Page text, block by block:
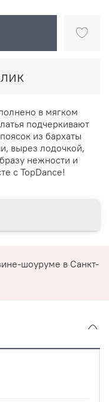
в мягком
подчеркивают
из бархаты
вырез лодочкой,
нежности и
с TopDance!
шоуруме в Санкт-